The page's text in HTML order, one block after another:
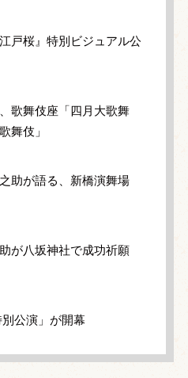
戸桜』特別ビジュアル公
歌舞伎座「四月大歌舞
舞伎」
助が語る、新橋演舞場
が八坂神社で成功祈願
公演」が開幕